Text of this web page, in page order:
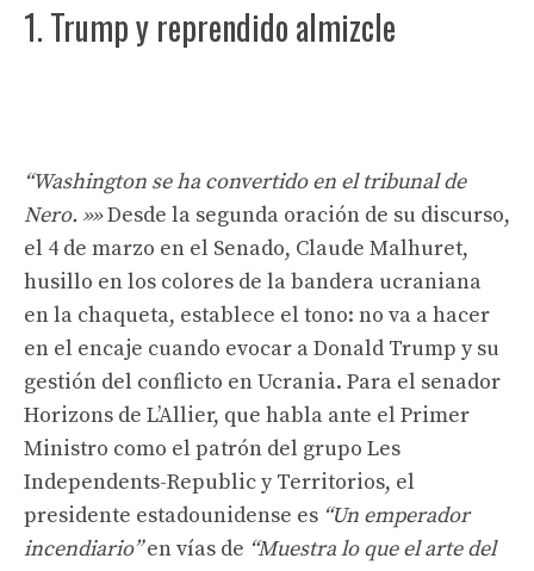
1. Trump y reprendido almizcle
“Washington se ha convertido en el tribunal de
Nero. »»Desde la segunda oración de su discurso,
el 4 de marzo en el Senado, Claude Malhuret,
husillo en los colores de la bandera ucraniana
en la chaqueta, establece el tono: no va a hacer
en el encaje cuando evocar a Donald Trump y su
gestión del conflicto en Ucrania. Para el senador
Horizons de L’Allier, que habla ante el Primer
Ministro como el patrón del grupo Les
Independents-Republic y Territorios, el
presidente estadounidense es “Un emperador
incendiario”en vías de “Muestra lo que el arte del